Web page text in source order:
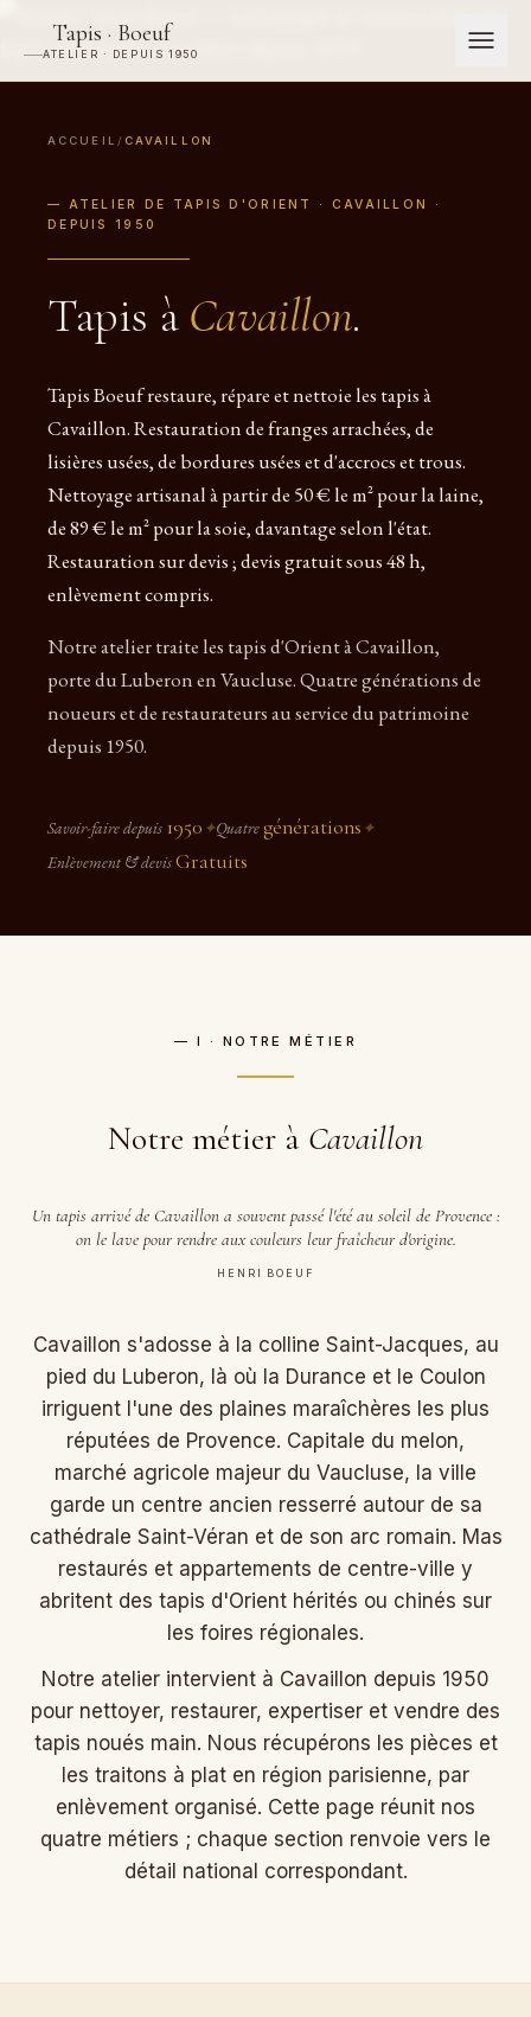
Tapis · Boeuf
ATELIER · DEPUIS 1950
ACCUEIL / CAVAILLON
— ATELIER DE TAPIS D'ORIENT · CAVAILLON ·
DEPUIS 1950
Tapis à Cavaillon.
Tapis Boeuf restaure, répare et nettoie les tapis à
Cavaillon. Restauration de franges arrachées, de
lisières usées, de bordures usées et d'accrocs et trous.
Nettoyage artisanal à partir de 50 € le m² pour la laine,
de 89 € le m² pour la soie, davantage selon l'état.
Restauration sur devis ; devis gratuit sous 48 h,
enlèvement compris.
Notre atelier traite les tapis d'Orient à Cavaillon,
porte du Luberon en Vaucluse. Quatre générations de
noueurs et de restaurateurs au service du patrimoine
depuis 1950.
Savoir-faire depuis 1950 ✦Quatre générations ✦
Enlèvement & devisGratuits
— I · NOTRE MÉTIER
Notre métier à Cavaillon
Un tapis arrivé de Cavaillon a souvent passé l'été au soleil de Provence :
on le lave pour rendre aux couleurs leur fraîcheur d'origine.
HENRI BOEUF
Cavaillon s'adosse à la colline Saint-Jacques, au
pied du Luberon, là où la Durance et le Coulon
irriguent l'une des plaines maraîchères les plus
réputées de Provence. Capitale du melon,
marché agricole majeur du Vaucluse, la ville
garde un centre ancien resserré autour de sa
cathédrale Saint-Véran et de son arc romain. Mas
restaurés et appartements de centre-ville y
abritent des tapis d'Orient hérités ou chinés sur
les foires régionales.
Notre atelier intervient à Cavaillon depuis 1950
pour nettoyer, restaurer, expertiser et vendre des
tapis noués main. Nous récupérons les pièces et
les traitons à plat en région parisienne, par
enlèvement organisé. Cette page réunit nos
quatre métiers ; chaque section renvoie vers le
détail national correspondant.